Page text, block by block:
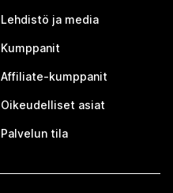
Lehdistö ja media
Kumppanit
Affiliate-kumppanit
Oikeudelliset asiat
Palvelun tila